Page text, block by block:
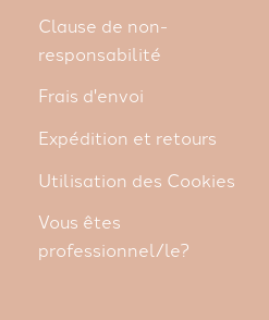
Clause de non-
responsabilité
Frais d'envoi
Expédition et retours
Utilisation des Cookies
Vous êtes
professionnel/le?